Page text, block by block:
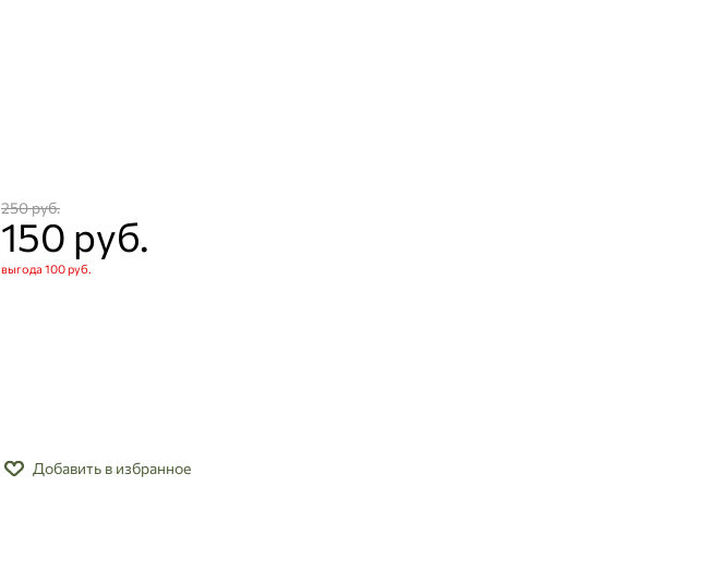
250 руб.
150 руб.
выгода 100 руб.
Добавить в избранное